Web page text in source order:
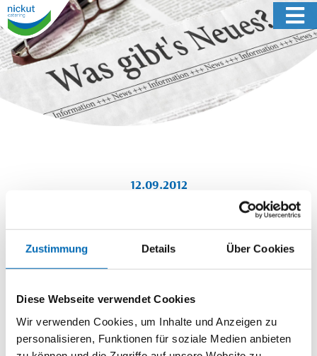
Zustimmung Details Über Cookies
Diese Webseite verwendet Cookies
Wir verwenden Cookies, um Inhalte und Anzeigen zu
personalisieren, Funktionen für soziale Medien anbieten
12.09.2012
Ausgezeichnetes Schulessen